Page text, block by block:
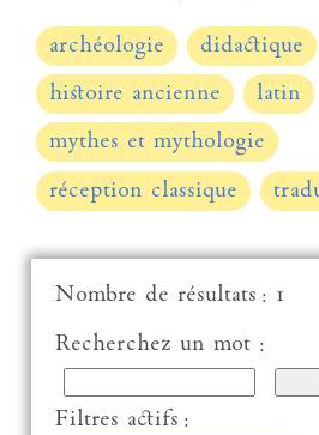
archéologie didactique
histoire ancienne
latin
mythes et mythologie
réception classique
Nombre de résultats : 1
Recherchez un mot :
Filtres actifs :